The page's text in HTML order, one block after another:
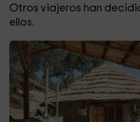
Otros viajeros han
ellos.